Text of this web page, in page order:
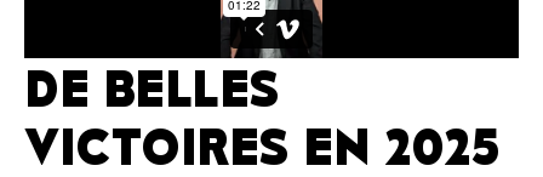
DE BELLES
VICTOIRES EN 2025